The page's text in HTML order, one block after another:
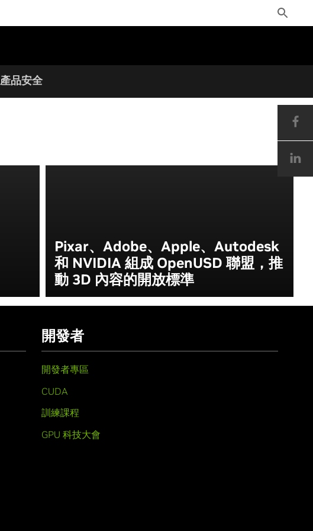
Toggle
Search
產品安全
Pixar、Adobe、Apple、Autodesk
和 NVIDIA 組成 OpenUSD 聯盟，推
動 3D 內容的開放標準
開發者
開發者專區
CUDA
訓練課程
GPU 科技大會